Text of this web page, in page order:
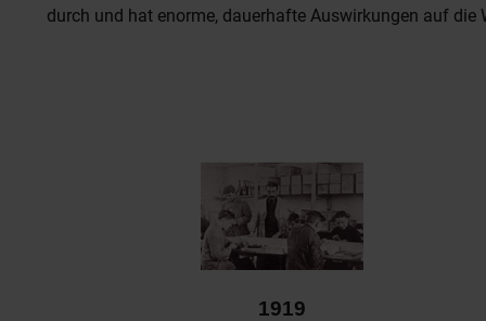
durch und hat enorme, dauerhafte Auswirkungen auf die
1919